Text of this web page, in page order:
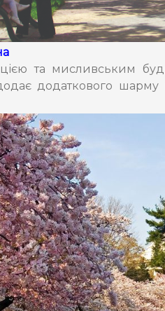
та мисливським
додаткового шарму